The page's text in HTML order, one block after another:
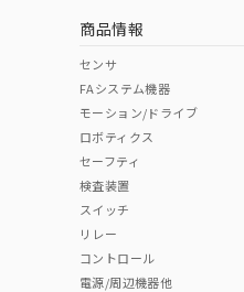
中国 RoHS表
Pb Hg
"対応済み"や非含有の
商品情報
センサ
FAシステム機器
モーション/ドライブ
ロボティクス
セーフティ
検査装置
スイッチ
リレー
コントロール
電源/周辺機器他